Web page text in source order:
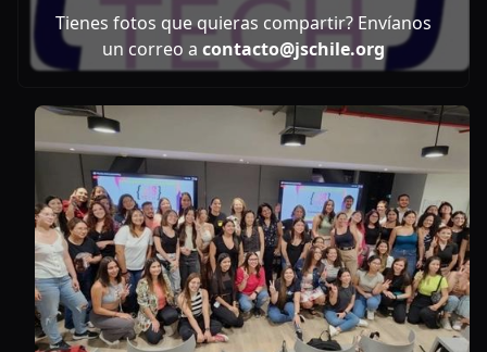
Tienes fotos que quieras compartir? Envíanos
un correo a contacto@jschile.org